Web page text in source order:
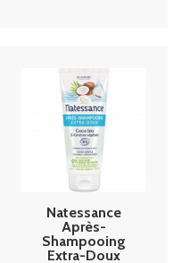
Natessance
Après-
Shampooing
Extra-Doux